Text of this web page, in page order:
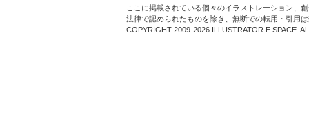
ここに掲載されている個々のイラストレーション、
法律で認められたものを除き、無断での転用・引用
COPYRIGHT 2009-2026 ILLUSTRATOR E SPACE.